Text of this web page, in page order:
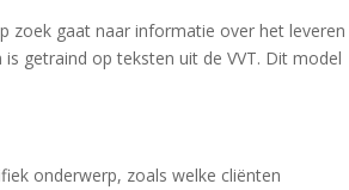
zoek gaat naar informatie over het
getraind op teksten uit de VVT. Dit model
onderwerp, zoals welke cliënten